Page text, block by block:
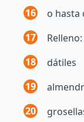
16
o hasta
17
18
dátiles
19
20